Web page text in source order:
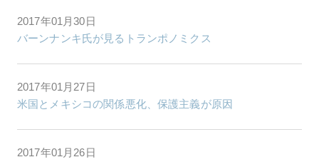
2017年01月30日
バーンナンキ氏が見るトランポノミクス
2017年01月27日
米国とメキシコの関係悪化、保護主義が原因
2017年01月26日